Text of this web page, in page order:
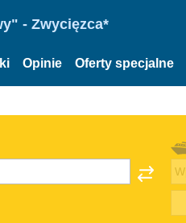
- Zwycięzca*
Opinie Oferty specjalne